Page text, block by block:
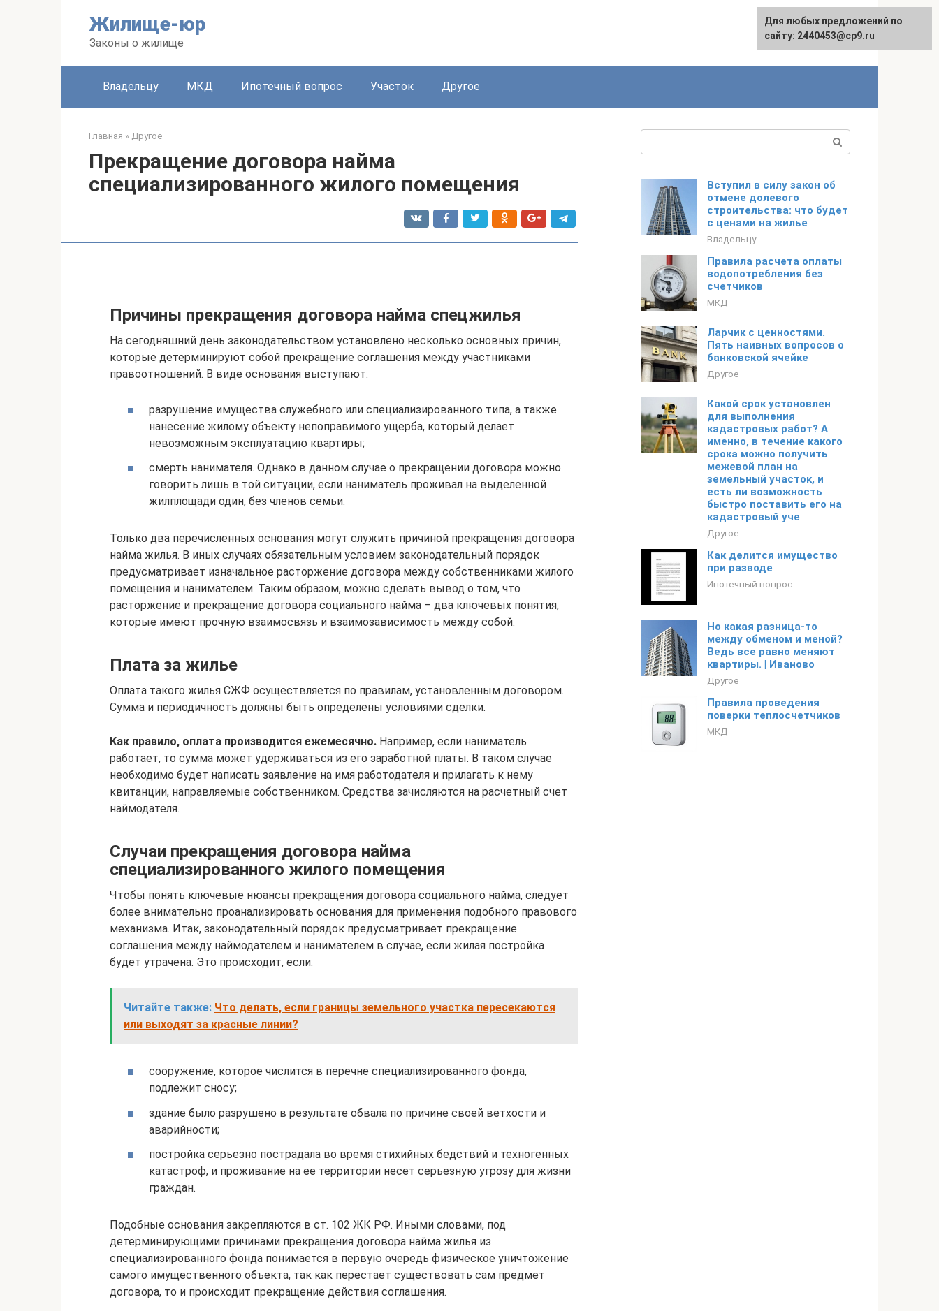
Жилище-юр
Законы о жилище
Владельцу МКД Ипотечный вопрос Участок Другое
Главная » Другое
Прекращение договора найма
специализированного жилого помещения
Причины прекращения договора найма спецжилья
На сегодняшний день законодательством установлено несколько основных причин,
которые детерминируют собой прекращение соглашения между участниками
правоотношений. В виде основания выступают:
разрушение имущества служебного или специализированного типа, а также
нанесение жилому объекту непоправимого ущерба, который делает
невозможным эксплуатацию квартиры;
смерть нанимателя. Однако в данном случае о прекращении договора можно
говорить лишь в той ситуации, если наниматель проживал на выделенной
жилплощади один, без членов семьи.
Только два перечисленных основания могут служить причиной прекращения договора
найма жилья. В иных случаях обязательным условием законодательный порядок
предусматривает изначальное расторжение договора между собственниками жилого
помещения и нанимателем. Таким образом, можно сделать вывод о том, что
расторжение и прекращение договора социального найма – два ключевых понятия,
которые имеют прочную взаимосвязь и взаимозависимость между собой.
Плата за жилье
Оплата такого жилья СЖФ осуществляется по правилам, установленным договором.
Сумма и периодичность должны быть определены условиями сделки.
Как правило, оплата производится ежемесячно. Например, если наниматель
работает, то сумма может удерживаться из его заработной платы. В таком случае
необходимо будет написать заявление на имя работодателя и прилагать к нему
квитанции, направляемые собственником. Средства зачисляются на расчетный счет
наймодателя.
Случаи прекращения договора найма
специализированного жилого помещения
Чтобы понять ключевые нюансы прекращения договора социального найма, следует
более внимательно проанализировать основания для применения подобного правового
механизма. Итак, законодательный порядок предусматривает прекращение
соглашения между наймодателем и нанимателем в случае, если жилая постройка
будет утрачена. Это происходит, если:
Читайте также: Что делать, если границы земельного участка пересекаются
или выходят за красные линии?
сооружение, которое числится в перечне специализированного фонда,
подлежит сносу;
здание было разрушено в результате обвала по причине своей ветхости и
аварийности;
постройка серьезно пострадала во время стихийных бедствий и техногенных
катастроф, и проживание на ее территории несет серьезную угрозу для жизни
граждан.
Подобные основания закрепляются в ст. 102 ЖК РФ. Иными словами, под
детерминирующими причинами прекращения договора найма жилья из
специализированного фонда понимается в первую очередь физическое уничтожение
самого имущественного объекта, так как перестает существовать сам предмет
договора, то и происходит прекращение действия соглашения.
Вступил в силу закон об
отмене долевого
строительства: что будет
с ценами на жилье
Владельцу
Правила расчета оплаты
водопотребления без
счетчиков
МКД
Ларчик с ценностями.
Пять наивных вопросов о
банковской ячейке
Другое
Какой срок установлен
для выполнения
кадастровых работ? А
именно, в течение какого
срока можно получить
межевой план на
земельный участок, и
есть ли возможность
быстро поставить его на
кадастровый уче
Другое
Как делится имущество
при разводе
Ипотечный вопрос
Но какая разница-то
между обменом и меной?
Ведь все равно меняют
квартиры. | Иваново
Другое
Правила проведения
поверки теплосчетчиков
МКД
Для любых предложений по
сайту: 2440453@cp9.ru